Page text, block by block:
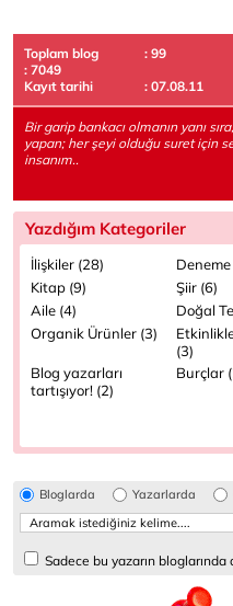
Toplam blog
: 99
: 7049
Kayıt tarihi
: 07.08.11
Bir garip bankacı olmanın yanı
yapan; her şeyi olduğu suret için
insanım..
Yazdığım Kategoriler
İlişkiler (28)
Kitap (9)
Şiir (6)
Aile (4)
Doğal
Organik Ürünler (3)
(3)
Blog yazarları
tartışıyor! (2)
Burçlar
Bloglarda Yazarlarda
Sadece bu yazarın bloglarında